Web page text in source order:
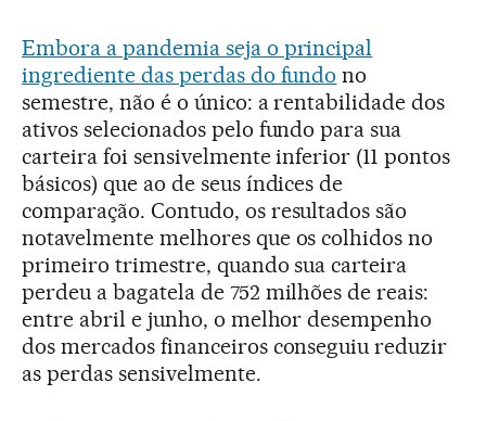
Embora a pandemia seja o principal
ingrediente das perdas do fundo no
semestre, não é o único: a rentabilidade dos
ativos selecionados pelo fundo para sua
carteira foi sensivelmente inferior (11 pontos
básicos) que ao de seus índices de
comparação. Contudo, os resultados são
notavelmente melhores que os colhidos no
primeiro trimestre, quando sua carteira
perdeu a bagatela de 752 milhões de reais:
entre abril e junho, o melhor desempenho
dos mercados financeiros conseguiu reduzir
as perdas sensivelmente.